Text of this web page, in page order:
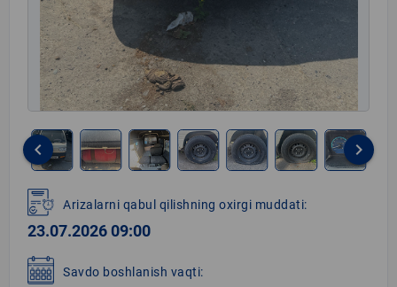
1
of
12
keyboard_arrow_left keyboard_arrow_right
Arizalarni qabul qilishning oxirgi muddati:
23.07.2026 09:00
Savdo boshlanish vaqti: